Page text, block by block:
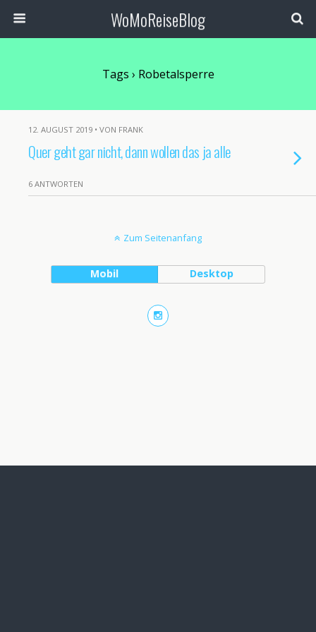
WoMoReiseBlog
Tags › Robetalsperre
12. AUGUST 2019 • VON FRANK
Quer geht gar nicht, dann wollen das ja alle
6 ANTWORTEN
Zum Seitenanfang
Mobil Desktop